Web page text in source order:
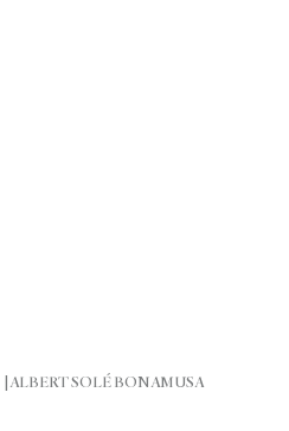
ALBERT SOLÉ BONAMUSA